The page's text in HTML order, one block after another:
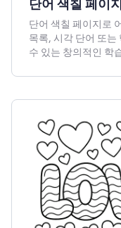
단어 색칠 페이지
단어 색칠 페이지로
목록, 시각 단어 또
수 있는 창의적인 학